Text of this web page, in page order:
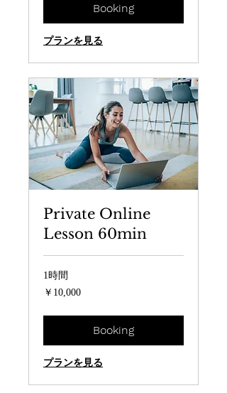
Booking
プランを見る
Private Online
Lesson 60min
1時間
10,000
円
￥10,000
Booking
プランを見る